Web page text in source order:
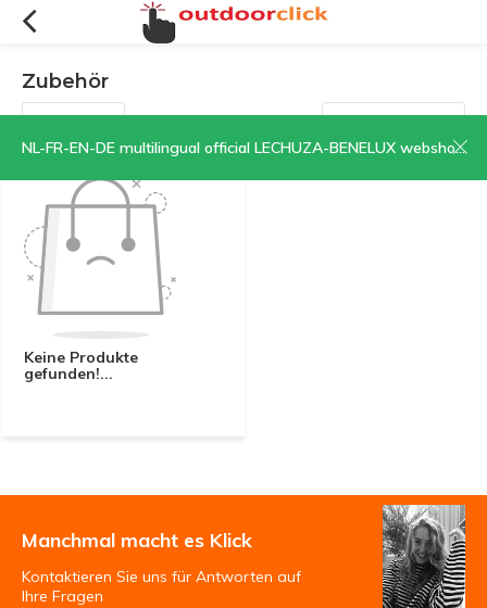
NL-FR-EN-DE multilingual official LECHUZA-BENELUX webshop | CLICK HERE NOW!
Zubehör
Filter Sortieren nach:
Keine Produkte
gefunden!...
Manchmal macht es Klick
Kontaktieren Sie uns für Antworten auf
Ihre Fragen